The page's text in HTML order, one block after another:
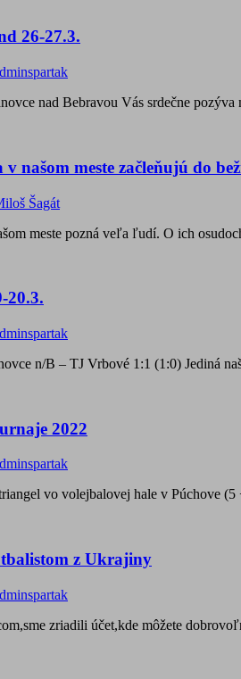
26-27.3.
nad Bebravou Vás srdečne pozýva
našom meste začleňujú do
Šagát
meste pozná veľa ľudí. O ich
20.3.
n/B – TJ Vrbové 1:1 (1:0) Jediná
2022
vo volejbalovej hale v Púchove
z Ukrajiny
zriadili účet,kde môžete